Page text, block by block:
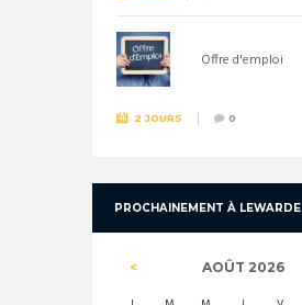
Offre d'emploi
2 JOURS 0
PROCHAINEMENT À LEWARDE
AOÛT 2026